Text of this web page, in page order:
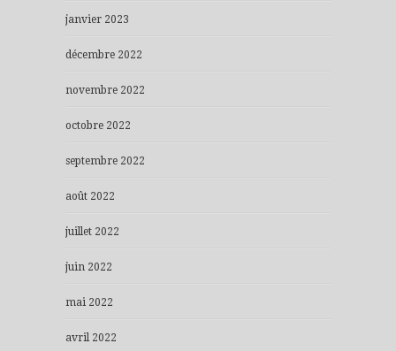
janvier 2023
décembre 2022
novembre 2022
octobre 2022
septembre 2022
août 2022
juillet 2022
juin 2022
mai 2022
avril 2022